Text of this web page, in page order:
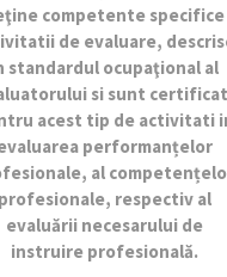
competente specifice
de evaluare,
standardul ocupaţional al
si sunt
acest tip de activitati
performanțelor
al
profesionale, respectiv al
evaluării necesarului de
instruire profesională.